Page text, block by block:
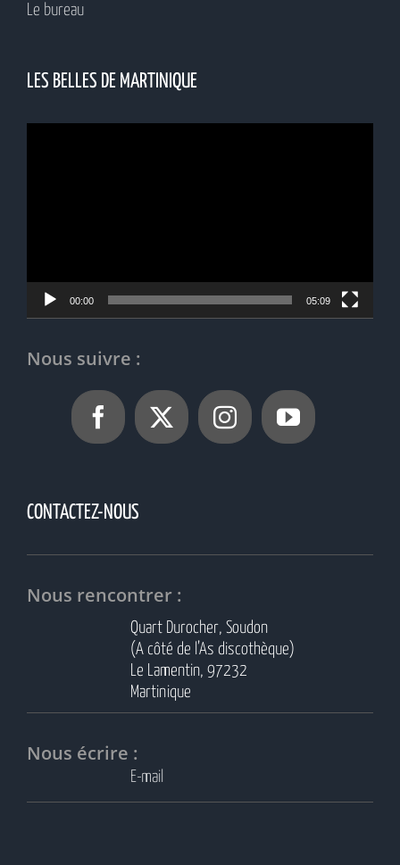
Le bureau
LES BELLES DE MARTINIQUE
00:00 05:09
Nous suivre :
CONTACTEZ-NOUS
Nous rencontrer :
Quart Durocher, Soudon
(A côté de l’As discothèque)
Le Lamentin, 97232
Martinique
Nous écrire :
E-mail